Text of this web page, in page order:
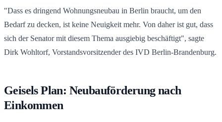
"Dass es dringend Wohnungsneubau in Berlin braucht, um den
Bedarf zu decken, ist keine Neuigkeit mehr. Von daher ist gut, dass
sich der Senator mit diesem Thema ausgiebig beschäftigt", sagte
Dirk Wohltorf, Vorstandsvorsitzender des IVD Berlin-Brandenburg.
Geisels Plan: Neubauförderung nach
Einkommen